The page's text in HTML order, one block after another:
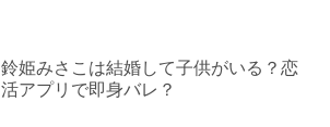
鈴姫みさこは結婚して子供がいる？恋
活アプリで即身バレ？